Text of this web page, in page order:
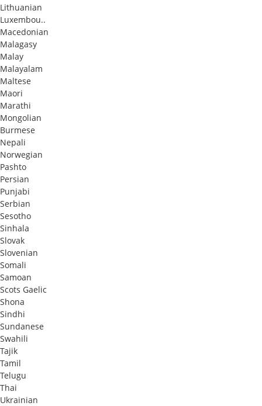
Lithuanian
Luxembou..
Macedonian
Malagasy
Malay
Malayalam
Maltese
Maori
Marathi
Mongolian
Burmese
Nepali
Norwegian
Pashto
Persian
Punjabi
Serbian
Sesotho
Sinhala
Slovak
Slovenian
Somali
Samoan
Scots Gaelic
Shona
Sindhi
Sundanese
Swahili
Tajik
Tamil
Telugu
Thai
Ukrainian